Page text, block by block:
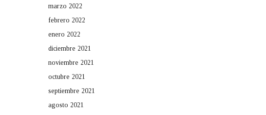
marzo 2022
febrero 2022
enero 2022
diciembre 2021
noviembre 2021
octubre 2021
septiembre 2021
agosto 2021